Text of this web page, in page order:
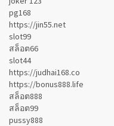
pg168
https://jin55.net
slot99
สล็อต66
slot44
https://judhai168.co
https://bonus888.life
สล็อต888
สล็อต99
pussy888